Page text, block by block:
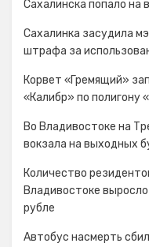
Сахалинска попало на
Сахалинка засудила
штрафа за
Корвет «Гремящий»
«Калибр» по полигону
Во Владивостоке на
вокзала на выходных
Количество
Владивостоке
рубле
Автобус насмерть